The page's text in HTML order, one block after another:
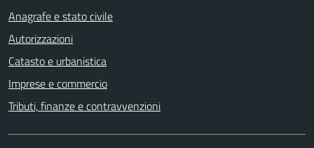
Anagrafe e stato civile
Autorizzazioni
Catasto e urbanistica
Imprese e commercio
Tributi, finanze e contravvenzioni